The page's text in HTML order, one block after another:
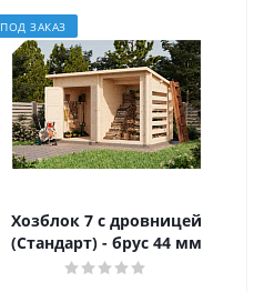
ПОД ЗАКАЗ
Хозблок 7 с дровницей
(Стандарт) - брус 44 мм